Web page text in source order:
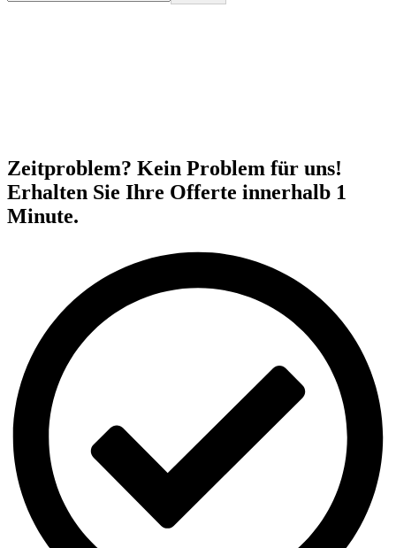
Zeitproblem? Kein Problem für uns!
Erhalten Sie Ihre Offerte innerhalb 1
Minute.